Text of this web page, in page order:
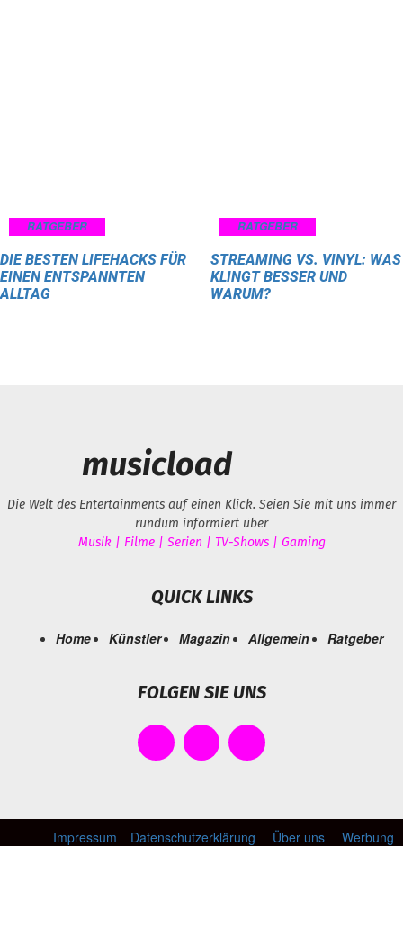
RATGEBER
DIE BESTEN LIFEHACKS FÜR
EINEN ENTSPANNTEN
ALLTAG
RATGEBER
STREAMING VS. VINYL: WAS
KLINGT BESSER UND
WARUM?
musicload
Die Welt des Entertainments auf einen Klick. Seien Sie mit uns immer
rundum informiert über
Musik | Filme | Serien | TV-Shows | Gaming
QUICK LINKS
Home Künstler Magazin Allgemein Ratgeber
FOLGEN SIE UNS
Impressum Datenschutzerklärung Über uns Werbung